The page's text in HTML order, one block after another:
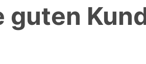
guten